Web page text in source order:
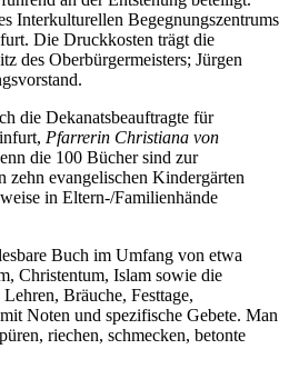
Interkulturellen Begegnungszentrums
Die Druckkosten trägt die
des Oberbürgermeisters; Jürgen
die Dekanatsbeauftragte für
Pfarrerin Christiana von
die 100 Bücher sind zur
zehn evangelischen Kindergärten
in Eltern-/Familienhände
Buch im Umfang von etwa
Christentum, Islam sowie die
Bräuche, Festtage,
Noten und spezifische Gebete. Man
riechen, schmecken, betonte